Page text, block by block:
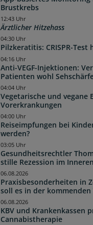
Brustkrebs
Ärztlicher Hitzehass
12:43 Uhr
Pilzkeratitis: CRISPR-
04:30 Uhr
Anti-VEGF-Injektionen:
Patienten wohl
04:16 Uhr
Vegetarische und vegane
Vorerkrankungen
04:04 Uhr
Reiseimpfungen bei
werden?
04:00 Uhr
Gesundheitsrechtler
stille Rezession im
03:05 Uhr
Praxisbesonderheiten in
soll es in der kommenden
06.08.2026
KBV und Krankenkassen
Cannabistherapie
06.08.2026